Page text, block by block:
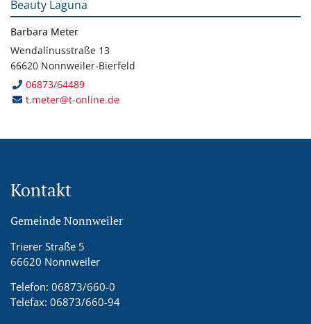
Beauty Laguna
Barbara Meter
Wendalinusstraße 13
66620 Nonnweiler-Bierfeld
06873/64489
t.meter@t-online.de
Kontakt
Gemeinde Nonnweiler
Trierer Straße 5
66620 Nonnweiler
Telefon: 06873/660-0
Telefax: 06873/660-94